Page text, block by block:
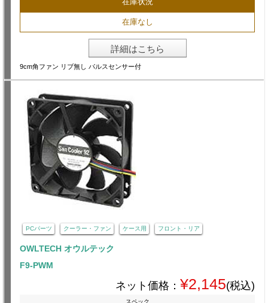
在庫なし
詳細はこちら
9cm角ファン リブ無し パルスセンサー付
PCパーツ クーラー・ファン ケース用 フロント・リア
OWLTECH オウルテック
F9-PWM
ネット価格： ¥2,145(税込)
スペック